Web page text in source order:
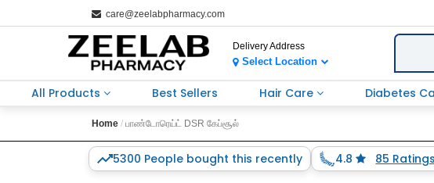
care@zeelabpharmacy.com
Delivery Address
Select Location
All Products Best Sellers Hair Care Diabetes
Home பாண்டோரெய்ட் DSR கேப்சூல்
5300 People bought this recently 4.8 85 Ratings